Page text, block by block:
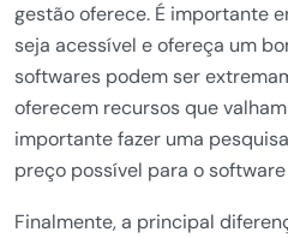
gestão oferece. É importante
seja acessível e ofereça um
softwares podem ser
oferecem recursos que
importante fazer uma
preço possível para o
Finalmente, a principal